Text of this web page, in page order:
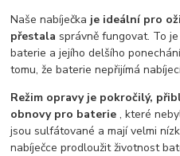
Naše nabíječka je ideální pro
přestala správně fungovat. To
baterie a jejího delšího
tomu, že baterie nepřijímá
Režim opravy je pokročilý,
obnovy pro baterie , které
jsou sulfátované a mají velmi
nabíječce prodloužit životnost